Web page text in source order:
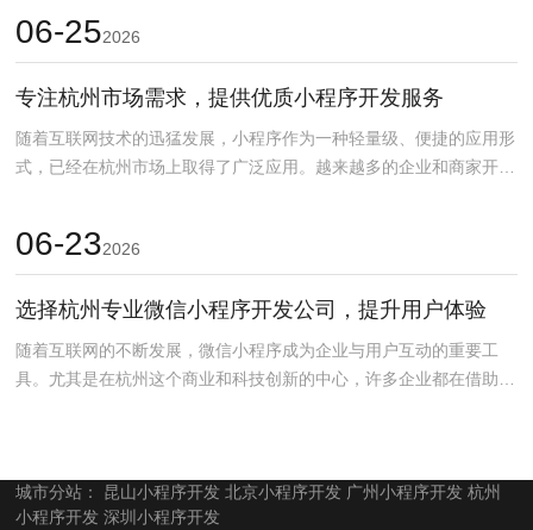
06-252026
专注杭州市场需求，提供优质小程序开发服务
随着互联网技术的迅猛发展，小程序作为一种轻量级、便捷的应用形
式，已经在杭州市场上取得了广泛应用。越来越多的企业和商家开始
06-232026
选择杭州专业微信小程序开发公司，提升用户体验
随着互联网的不断发展，微信小程序成为企业与用户互动的重要工
具。尤其是在杭州这个商业和科技创新的中心，许多企业都在借助微
城市分站： 昆山小程序开发 北京小程序开发 广州小程序开发 杭州
小程序开发 深圳小程序开发